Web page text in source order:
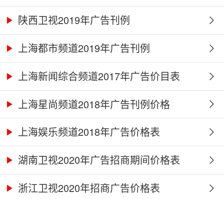
陕西卫视2019年广告刊例
上海都市频道2019年广告刊例
上海新闻综合频道2017年广告价目表
上海星尚频道2018年广告刊例价格
上海娱乐频道2018年广告价格表
湖南卫视2020年广告招商期间价格表
浙江卫视2020年招商广告价格表